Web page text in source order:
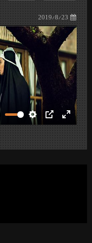
2019/8/23
Settings
PIP Enter